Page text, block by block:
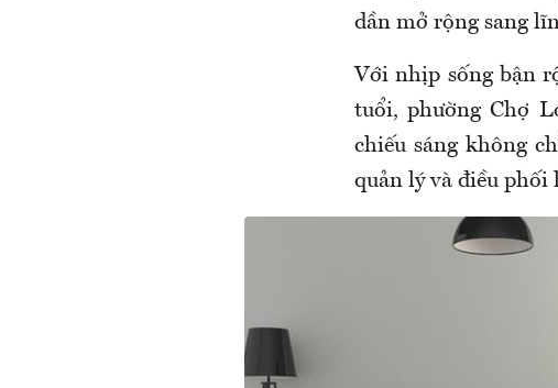
dần mở rộng sang
Với nhịp sống bận
tuổi, phường Chợ
chiếu sáng không
quản lý và điều phối